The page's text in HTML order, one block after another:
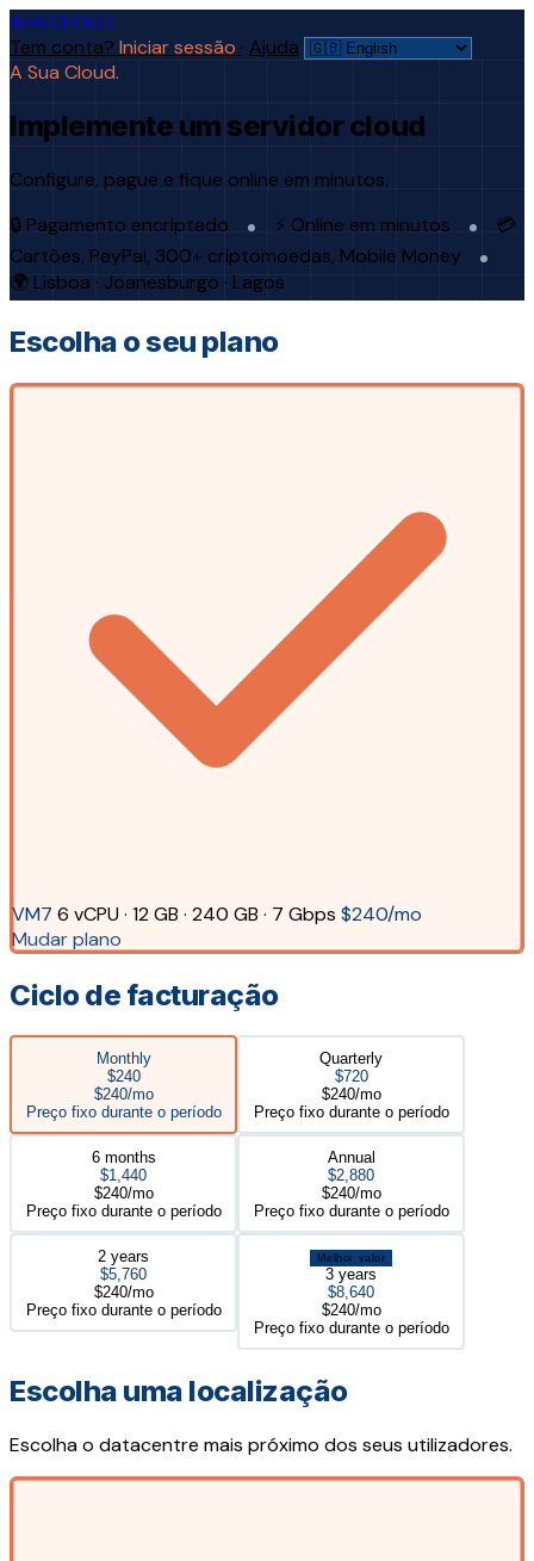
AFRICLOUD
Tem conta? Iniciar sessão · Ajuda
A Sua Cloud.
Implemente um servidor cloud
Configure, pague e fique online em minutos.
🔒 Pagamento encriptado
⚡ Online em minutos
💳
Cartões, PayPal, 300+ criptomoedas, Mobile Money
🌍 Lisboa · Joanesburgo · Lagos
Escolha o seu plano
VM7 6 vCPU · 12 GB · 240 GB · 7 Gbps $240/mo
Mudar plano
Ciclo de facturação
Monthly
$240
$240/mo
Preço fixo durante o período
Quarterly
$720
$240/mo
Preço fixo durante o período
6 months
$1,440
$240/mo
Preço fixo durante o período
Annual
$2,880
$240/mo
Preço fixo durante o período
2 years
$5,760
$240/mo
Preço fixo durante o período
Melhor valor
3 years
$8,640
$240/mo
Preço fixo durante o período
Escolha uma localização
Escolha o datacentre mais próximo dos seus utilizadores.